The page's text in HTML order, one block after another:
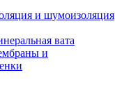
и шумоизоляция
вата
и